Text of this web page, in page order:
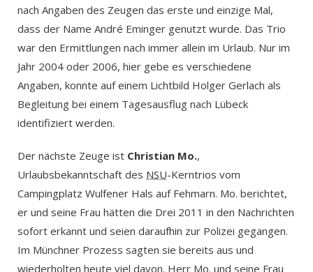
nach Angaben des Zeugen das erste und einzige Mal,
dass der Name André Eminger genutzt wurde. Das Trio
war den Ermittlungen nach immer allein im Urlaub. Nur im
Jahr 2004 oder 2006, hier gebe es verschiedene
Angaben, konnte auf einem Lichtbild Holger Gerlach als
Begleitung bei einem Tagesausflug nach Lübeck
identifiziert werden.
Der nächste Zeuge ist Christian Mo.,
Urlaubsbekanntschaft des NSU-Kerntrios vom
Campingplatz Wulfener Hals auf Fehmarn. Mo. berichtet,
er und seine Frau hätten die Drei 2011 in den Nachrichten
sofort erkannt und seien daraufhin zur Polizei gegangen.
Im Münchner Prozess sagten sie bereits aus und
wiederholten heute viel davon. Herr Mo. und seine Frau